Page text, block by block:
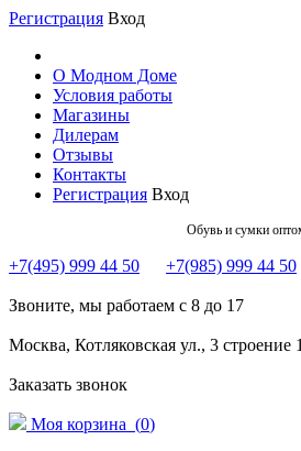
Регистрация Вход
О Модном Доме
Условия работы
Магазины
Дилерам
Отзывы
Контакты
Регистрация Вход
Обувь и сумки
+7(495) 999 44 50 +7(985) 999 44 50
Звоните, мы работаем с 8 до 17
Москва, Котляковская ул., 3 строение
Заказать звонок
Моя корзина (0)